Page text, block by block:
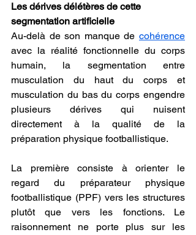
Les dérives délétères de cette
segmentation artificielle
Au-delà de son manque de cohérence
avec la réalité fonctionnelle du corps
humain, la segmentation entre
musculation du haut du corps et
musculation du bas du corps engendre
plusieurs dérives qui nuisent
directement à la qualité de la
préparation physique footballistique.
La première consiste à orienter le
regard du préparateur physique
footballistique (PPF) vers les structures
plutôt que vers les fonctions. Le
raisonnement ne porte plus sur les